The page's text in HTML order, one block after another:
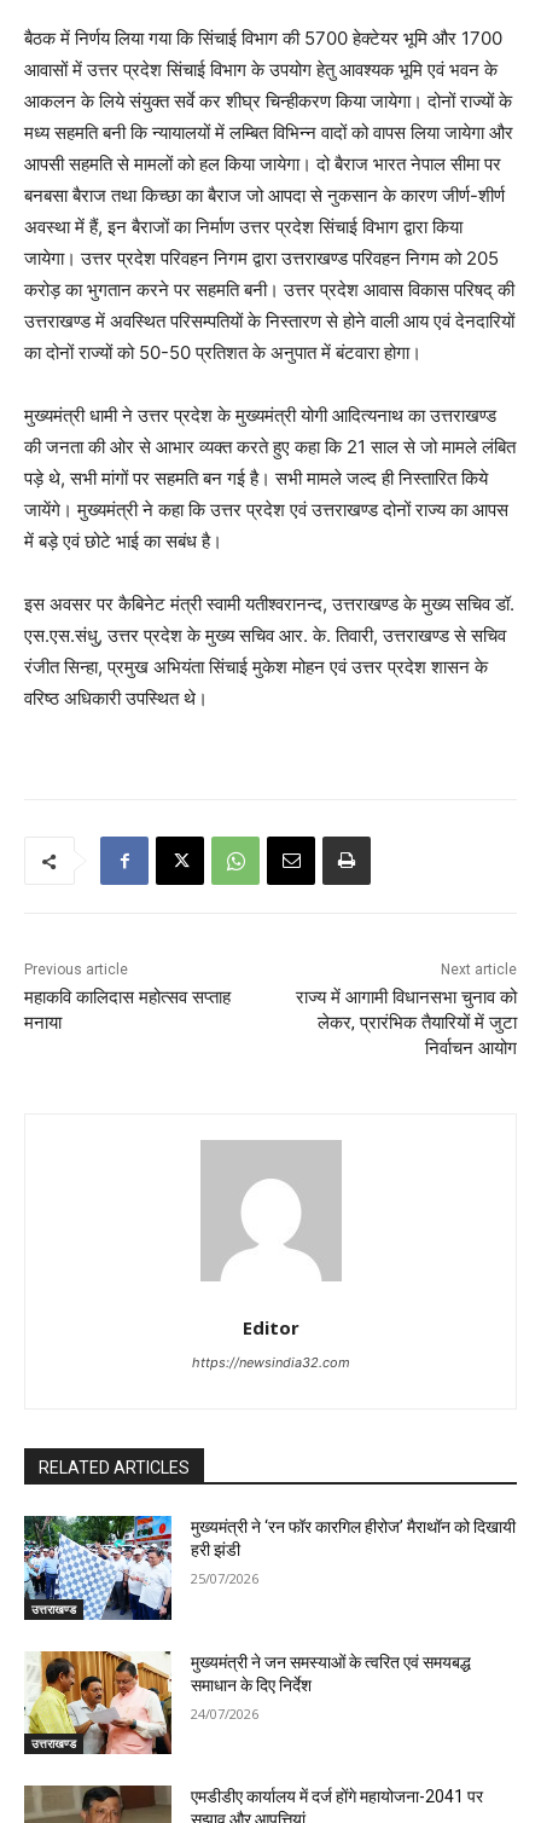
बैठक में निर्णय लिया गया कि सिंचाई विभाग की 5700 हेक्टेयर भूमि और 1700
आवासों में उत्तर प्रदेश सिंचाई विभाग के उपयोग हेतु आवश्यक भूमि एवं भवन के
आकलन के लिये संयुक्त सर्वे कर शीघ्र चिन्हीकरण किया जायेगा। दोनों राज्यों के
मध्य सहमति बनी कि न्यायालयों में लम्बित विभिन्न वादों को वापस लिया जायेगा और
आपसी सहमति से मामलों को हल किया जायेगा। दो बैराज भारत नेपाल सीमा पर
बनबसा बैराज तथा किच्छा का बैराज जो आपदा से नुकसान के कारण जीर्ण-शीर्ण
अवस्था में हैं, इन बैराजों का निर्माण उत्तर प्रदेश सिंचाई विभाग द्वारा किया
जायेगा। उत्तर प्रदेश परिवहन निगम द्वारा उत्तराखण्ड परिवहन निगम को 205
करोड़ का भुगतान करने पर सहमति बनी। उत्तर प्रदेश आवास विकास परिषद् की
उत्तराखण्ड में अवस्थित परिसम्पतियों के निस्तारण से होने वाली आय एवं देनदारियों
का दोनों राज्यों को 50-50 प्रतिशत के अनुपात में बंटवारा होगा।
मुख्यमंत्री धामी ने उत्तर प्रदेश के मुख्यमंत्री योगी आदित्यनाथ का उत्तराखण्ड
की जनता की ओर से आभार व्यक्त करते हुए कहा कि 21 साल से जो मामले लंबित
पड़े थे, सभी मांगों पर सहमति बन गई है। सभी मामले जल्द ही निस्तारित किये
जायेंगे। मुख्यमंत्री ने कहा कि उत्तर प्रदेश एवं उत्तराखण्ड दोनों राज्य का आपस
में बड़े एवं छोटे भाई का सबंध है।
इस अवसर पर कैबिनेट मंत्री स्वामी यतीश्वरानन्द, उत्तराखण्ड के मुख्य सचिव डॉ.
एस.एस.संधु, उत्तर प्रदेश के मुख्य सचिव आर. के. तिवारी, उत्तराखण्ड से सचिव
रंजीत सिन्हा, प्रमुख अभियंता सिंचाई मुकेश मोहन एवं उत्तर प्रदेश शासन के
वरिष्ठ अधिकारी उपस्थित थे।
Previous article
महाकवि कालिदास महोत्सव सप्ताह
मनाया
Next article
राज्य में आगामी विधानसभा चुनाव को
लेकर, प्रारंभिक तैयारियों में जुटा
निर्वाचन आयोग
Editor
https://newsindia32.com
RELATED ARTICLES
उत्तराखण्ड
मुख्यमंत्री ने ‘रन फॉर कारगिल हीरोज’ मैराथॉन को दिखायी
हरी झंडी
25/07/2026
उत्तराखण्ड
मुख्यमंत्री ने जन समस्याओं के त्वरित एवं समयबद्ध
समाधान के दिए निर्देश
24/07/2026
एमडीडीए कार्यालय में दर्ज होंगे महायोजना-2041 पर